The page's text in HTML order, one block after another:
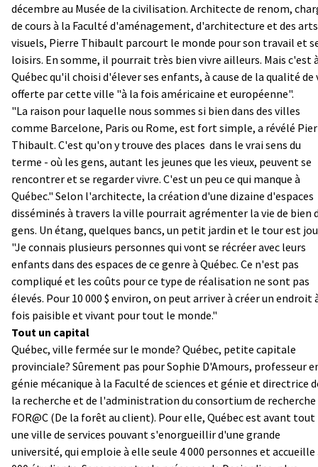
décembre au Musée de la civilisation. Architecte de renom,
de cours à la Faculté d'aménagement, d'architecture et des arts
visuels, Pierre Thibault parcourt le monde pour son travail et
loisirs. En somme, il pourrait très bien vivre ailleurs. Mais c'est
Québec qu'il choisi d'élever ses enfants, à cause de la qualité de
offerte par cette ville "à la fois américaine et européenne".
"La raison pour laquelle nous sommes si bien dans des villes
comme Barcelone, Paris ou Rome, est fort simple, a révélé
Thibault. C'est qu'on y trouve des places ­ dans le vrai sens du
terme - où les gens, autant les jeunes que les vieux, peuvent se
rencontrer et se regarder vivre. C'est un peu ce qui manque à
Québec." Selon l'architecte, la création d'une dizaine d'espaces
disséminés à travers la ville pourrait agrémenter la vie de bien
gens. Un étang, quelques bancs, un petit jardin et le tour est
"Je connais plusieurs personnes qui vont se récréer avec leurs
enfants dans des espaces de ce genre à Québec. Ce n'est pas
compliqué et les coûts pour ce type de réalisation ne sont pas
élevés. Pour 10 000 $ environ, on peut arriver à créer un endroit
fois paisible et vivant pour tout le monde."
Tout un capital
Québec, ville fermée sur le monde? Québec, petite capitale
provinciale? Sûrement pas pour Sophie D'Amours, professeur
génie mécanique à la Faculté de sciences et génie et directrice
la recherche et de l'administration du consortium de recherche
FOR@C (De la forêt au client). Pour elle, Québec est avant tout
une ville de services pouvant s'enorgueillir d'une grande
université, qui emploie à elle seule 4 000 personnes et accueille